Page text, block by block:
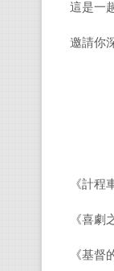
這是一
邀請你
《計程
《喜
《基